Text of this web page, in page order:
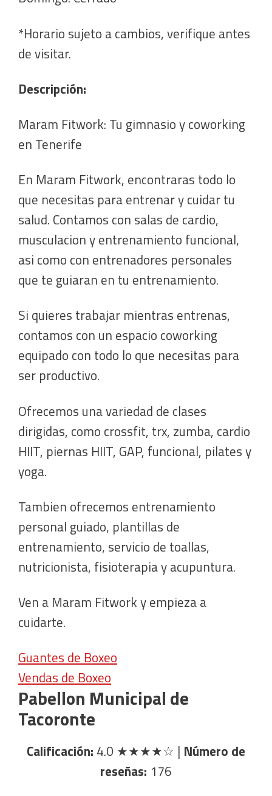
*Horario sujeto a cambios, verifique antes
de visitar.
Descripción:
Maram Fitwork: Tu gimnasio y coworking
en Tenerife
En Maram Fitwork, encontraras todo lo
que necesitas para entrenar y cuidar tu
salud. Contamos con salas de cardio,
musculacion y entrenamiento funcional,
asi como con entrenadores personales
que te guiaran en tu entrenamiento.
Si quieres trabajar mientras entrenas,
contamos con un espacio coworking
equipado con todo lo que necesitas para
ser productivo.
Ofrecemos una variedad de clases
dirigidas, como crossfit, trx, zumba, cardio
HIIT, piernas HIIT, GAP, funcional, pilates y
yoga.
Tambien ofrecemos entrenamiento
personal guiado, plantillas de
entrenamiento, servicio de toallas,
nutricionista, fisioterapia y acupuntura.
Ven a Maram Fitwork y empieza a
cuidarte.
Guantes de Boxeo
Vendas de Boxeo
Pabellon Municipal de
Tacoronte
Calificación: 4.0 ★★★★☆ | Número de
reseñas: 176